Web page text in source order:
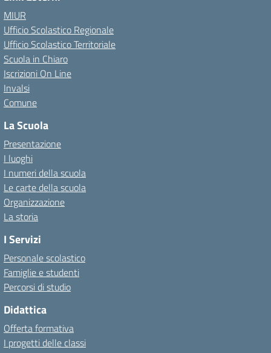
MIUR
Ufficio Scolastico Regionale
Ufficio Scolastico Territoriale
Scuola in Chiaro
Iscrizioni On Line
Invalsi
Comune
La Scuola
Presentazione
I luoghi
I numeri della scuola
Le carte della scuola
Organizzazione
La storia
I Servizi
Personale scolastico
Famiglie e studenti
Percorsi di studio
Didattica
Offerta formativa
I progetti delle classi